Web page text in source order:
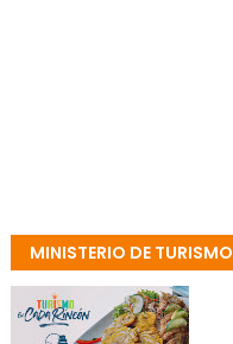
MINISTERIO DE TURISMO